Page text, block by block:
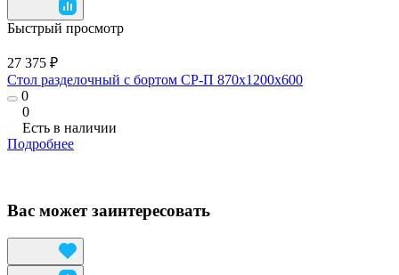
Быстрый просмотр
27 375 ₽
Стол разделочный с бортом СР-П 870x1200x600
0
0
Есть в наличии
Подробнее
Вас может заинтересовать